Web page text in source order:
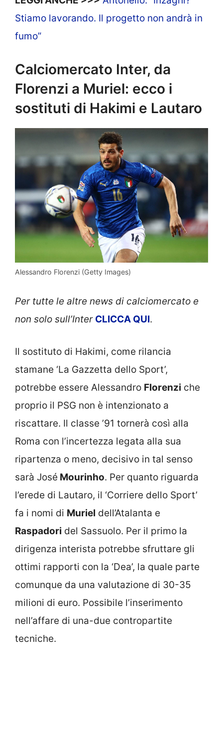
Stiamo lavorando. Il progetto non andrà in
fumo”
Calciomercato Inter, da
Florenzi a Muriel: ecco i
sostituti di Hakimi e Lautaro
Alessandro Florenzi (Getty Images)
Per tutte le altre news di calciomercato e
non solo sull’Inter CLICCA QUI.
Il sostituto di Hakimi, come rilancia
stamane ‘La Gazzetta dello Sport’,
potrebbe essere Alessandro Florenzi che
proprio il PSG non è intenzionato a
riscattare. Il classe ’91 tornerà così alla
Roma con l’incertezza legata alla sua
ripartenza o meno, decisivo in tal senso
sarà José Mourinho. Per quanto riguarda
l’erede di Lautaro, il ‘Corriere dello Sport’
fa i nomi di Muriel dell’Atalanta e
Raspadori del Sassuolo. Per il primo la
dirigenza interista potrebbe sfruttare gli
ottimi rapporti con la ‘Dea’, la quale parte
comunque da una valutazione di 30-35
milioni di euro. Possibile l’inserimento
nell’affare di una-due contropartite
tecniche.